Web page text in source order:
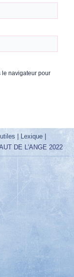
le navigateur pour
utiles Lexique
DE L'ANGE 2022